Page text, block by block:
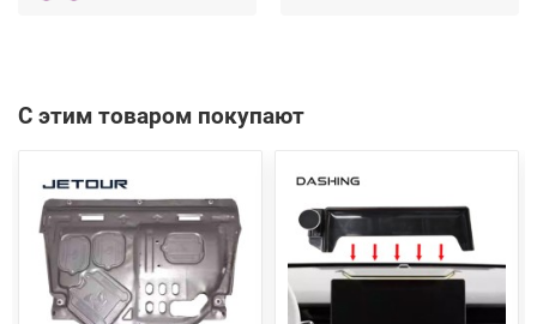
С этим товаром покупают